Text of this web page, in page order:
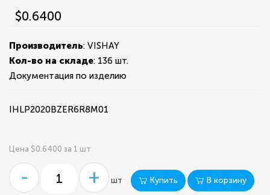
$0.6400
Производитель: VISHAY
Кол-во на складе: 136 шт.
Документация по изделию
IHLP2020BZER6R8M01
Цена $0.6400 за 1 шт
- + шт Купить В корзину